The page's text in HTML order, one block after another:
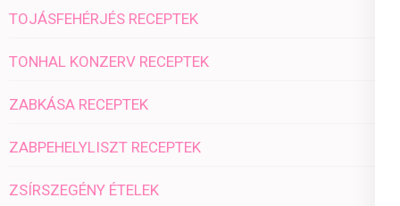
TOJÁSFEHÉRJÉS RECEPTEK
TONHAL KONZERV RECEPTEK
ZABKÁSA RECEPTEK
ZABPEHELYLISZT RECEPTEK
ZSÍRSZEGÉNY ÉTELEK